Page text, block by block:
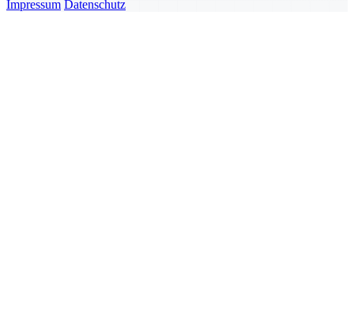
Impressum Datenschutz